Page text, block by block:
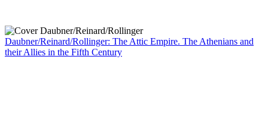
Daubner/Reinard/Rollinger: The Attic Empire. The Athenians and
their Allies in the Fifth Century